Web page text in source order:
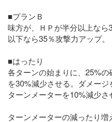
■プランＢ
味方が、ＨＰが半分以上な
以下なら35％攻撃力アップ。
■はったり
各ターンの始まりに、25%
を30%減少させる。ダメージ
ターンメーターを10%減少さ
ターンメーターの減ったり